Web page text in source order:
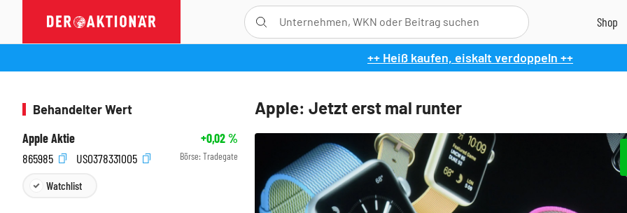
++ Heiß kaufen, eiskalt verdoppeln ++
Apple: Jetzt erst mal runter
Behandelter Wert
Apple Aktie
+0,02%
865985
US0378331005 Börse: Tradegate
Watchlist